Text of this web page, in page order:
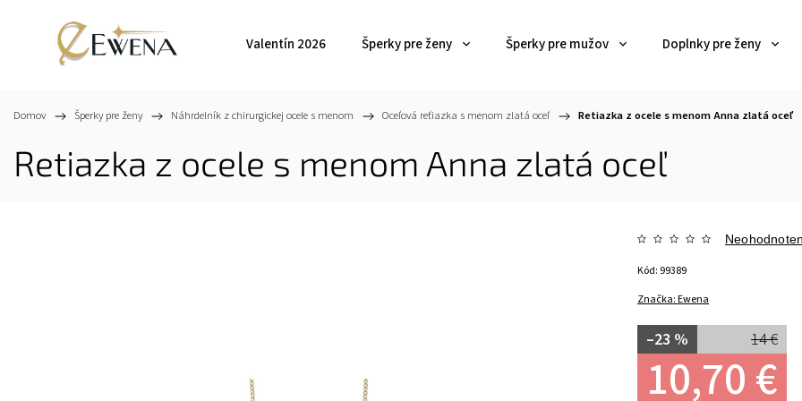
Valentín 2026 Šperky pre ženy Šperky pre mužov Doplnky pre ženy
Domov / Šperky pre ženy / Náhrdelník z chirurgickej ocele s menom / Oceľová reťiazka s menom zlatá oceľ / Retiazka z ocele s menom Anna zlatá oceľ
Retiazka z ocele s menom Anna zlatá oceľ
Značka:Ewena
14 €
–23 %
10,70 €
Kód: 99389